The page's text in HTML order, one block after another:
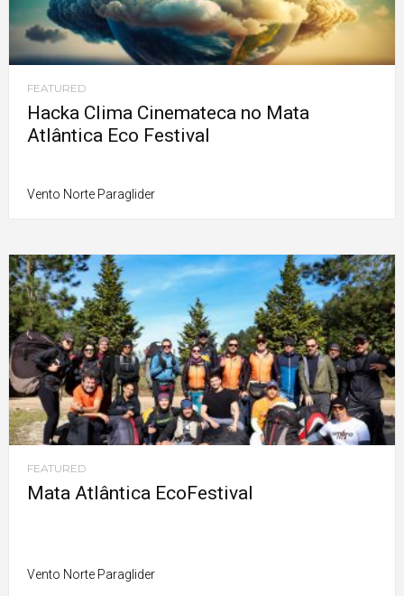
FEATURED
Hacka Clima Cinemateca no Mata
Atlântica Eco Festival
Vento Norte Paraglider
FEATURED
Mata Atlântica EcoFestival
Vento Norte Paraglider